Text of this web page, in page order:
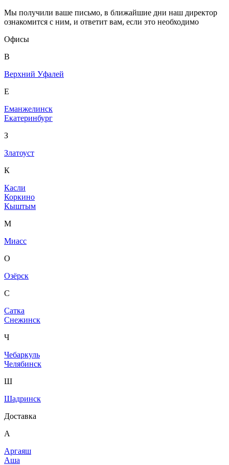
Мы получили ваше письмо, в ближайшие дни наш директор
ознакомится с ним, и ответит вам, если это необходимо
Офисы
В
Верхний Уфалей
Е
Еманжелинск
Екатеринбург
З
Златоуст
К
Касли
Коркино
Кыштым
М
Миасс
О
Озёрск
С
Сатка
Снежинск
Ч
Чебаркуль
Челябинск
Ш
Шадринск
Доставка
А
Аргаяш
Аша